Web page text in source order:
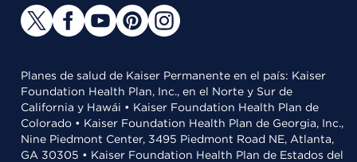
Planes de salud de Kaiser Permanente en el país: Kaiser
Foundation Health Plan, Inc., en el Norte y Sur de
California y Hawái • Kaiser Foundation Health Plan de
Colorado • Kaiser Foundation Health Plan de Georgia, Inc.,
Nine Piedmont Center, 3495 Piedmont Road NE, Atlanta,
GA 30305 • Kaiser Foundation Health Plan de Estados del